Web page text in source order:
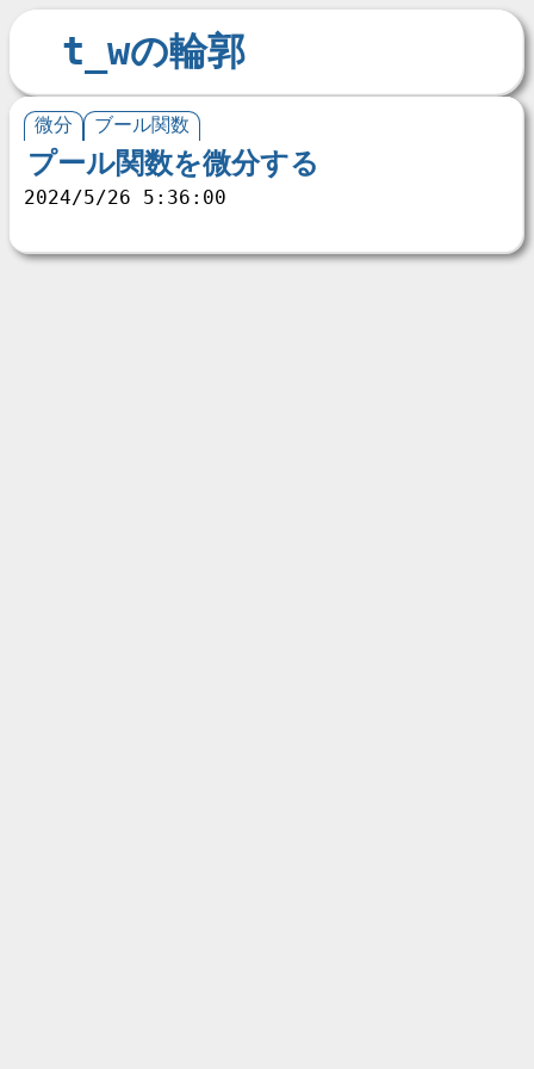
t_wの輪郭
微分 ブール関数
プール関数を微分する
2024/5/26 5:36:00